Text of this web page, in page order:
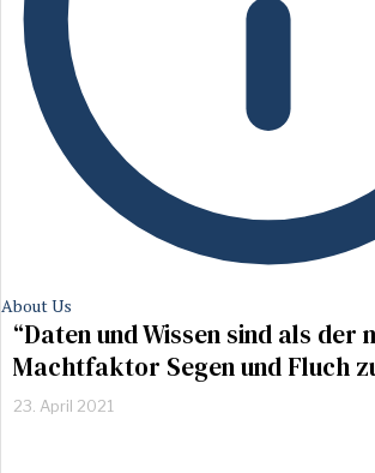
About Us
“Daten und Wissen sind als der
Machtfaktor Segen und Fluch
23. April 2021